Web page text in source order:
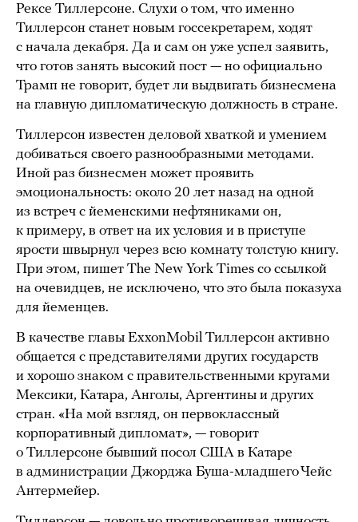
Рексе Тиллерсоне. Слухи о том, что именно
Тиллерсон станет новым госсекретарем, ходят
с начала декабря. Да и сам он уже успел заявить,
что готов занять высокий пост — но официально
Трамп не говорит, будет ли выдвигать бизнесмена
на главную дипломатическую должность в стране.
Тиллерсон известен деловой хваткой и умением
добиваться своего разнообразными методами.
Иной раз бизнесмен может проявить
эмоциональность: около 20 лет назад на одной
из встреч с йеменскими нефтяниками он,
к примеру, в ответ на их условия и в приступе
ярости швырнул через всю комнату толстую книгу.
При этом, пишет The New York Times со ссылкой
на очевидцев, не исключено, что это была показуха
для йеменцев.
В качестве главы ExxonMobil Тиллерсон активно
общается с представителями других государств
и хорошо знаком с правительственными кругами
Мексики, Катара, Анголы, Аргентины и других
стран. «На мой взгляд, он первоклассный
корпоративный дипломат», — говорит
о Тиллерсоне бывший посол США в Катаре
в администрации Джорджа Буша-младшего Чейс
Антермейер.